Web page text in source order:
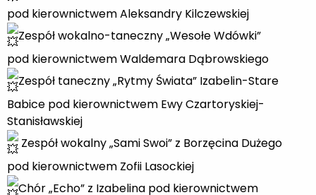
pod kierownictwem Aleksandry Kilczewskiej
Zespół wokalno-taneczny „Wesołe Wdówki”
pod kierownictwem Waldemara Dąbrowskiego
Zespół taneczny „Rytmy Świata” Izabelin-Stare
Babice pod kierownictwem Ewy Czartoryskiej-
Stanisławskiej
Zespół wokalny „Sami Swoi” z Borzęcina Dużego
pod kierownictwem Zofii Lasockiej
Chór „Echo” z Izabelina pod kierownictwem